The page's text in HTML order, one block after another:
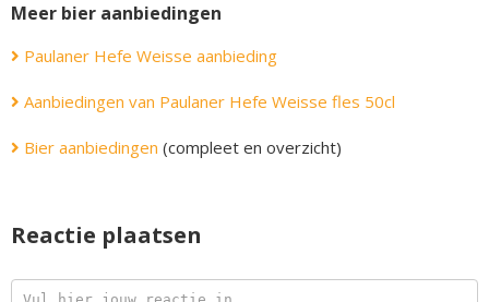
Meer bier aanbiedingen
Paulaner Hefe Weisse aanbieding
Aanbiedingen van Paulaner Hefe Weisse fles 50cl
Bier aanbiedingen (compleet en overzicht)
Reactie plaatsen